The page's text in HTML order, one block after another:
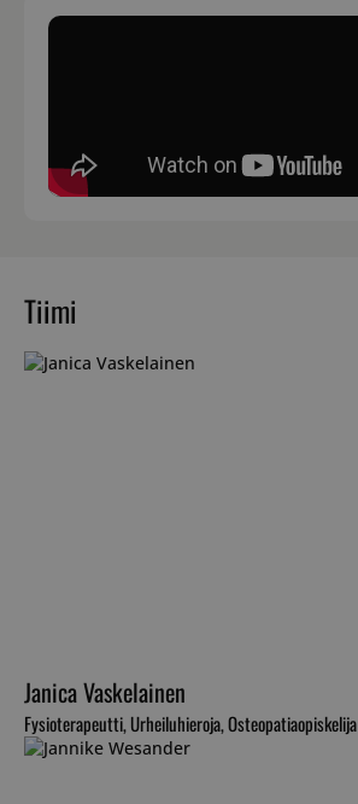
Tiimi
Janica Vaskelainen
Fysioterapeutti, Urheiluhieroja, Osteopatiaopiskelija